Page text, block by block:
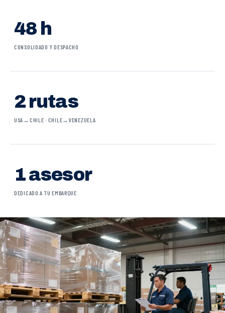
48 h
CONSOLIDADO Y DESPACHO
2 rutas
USA→CHILE · CHILE→VENEZUELA
1 asesor
DEDICADO A TU EMBARQUE